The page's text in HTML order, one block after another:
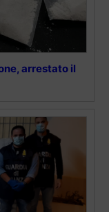
arrestato il